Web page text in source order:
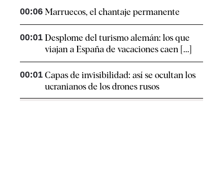
00:06 Marruecos, el chantaje permanente
00:01 Desplome del turismo alemán: los que
viajan a España de vacaciones caen [...]
00:01 Capas de invisibilidad: así se ocultan los
ucranianos de los drones rusos